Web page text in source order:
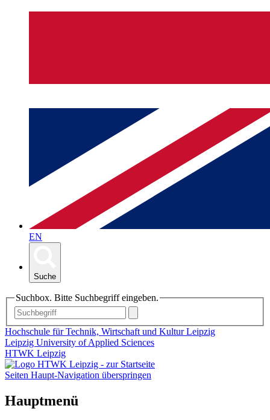
EN
Suche
Suchbox. Bitte Suchbegriff eingeben.
Hochschule für Technik, Wirtschaft und Kultur Leipzig
Leipzig University of Applied Sciences
HTWK Leipzig
Seiten Haupt-Navigation überspringen
Hauptmenü